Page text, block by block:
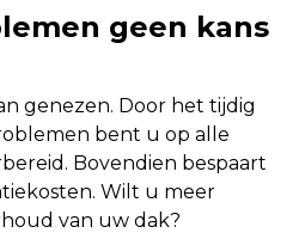
geen kans
genezen. Door het tijdig
bent u op alle
Bovendien bespaart
Wilt u meer
van uw dak?